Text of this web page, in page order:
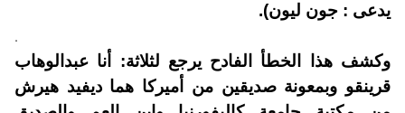
يدعى : جون ليون).
.
وكشف هذا الخطأ الفادح يرجع لثلاثة: أنا عبدالوهاب
قرينقو وبمعونة صديقين من أميركا هما ديفيد هيرش